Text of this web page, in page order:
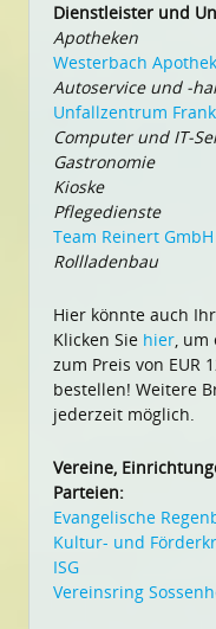
Dienstleister und
Apotheken
Westerbach
Autoservice und -
Unfallzentrum
Computer und IT-
Gastronomie
Kioske
Pflegedienste
Team Reinert GmbH
Rollladenbau
Hier könnte auch
Klicken Sie hier, um
zum Preis von EUR
bestellen! Weitere
jederzeit möglich.
Vereine,
Parteien:
Evangelische
Kultur- und
ISG
Vereinsring